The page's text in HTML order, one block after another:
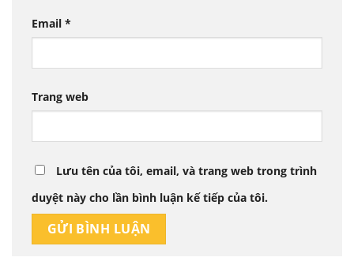
Email *
Trang web
Lưu tên của tôi, email, và trang web trong trình
duyệt này cho lần bình luận kế tiếp của tôi.